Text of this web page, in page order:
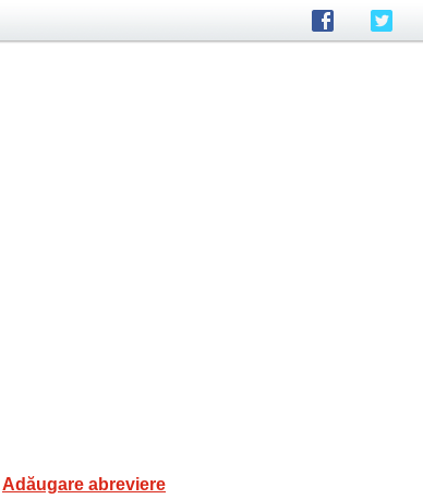
Adăugare abreviere